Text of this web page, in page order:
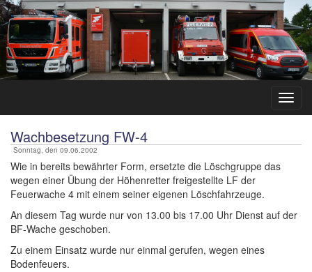
Wachbesetzung FW-4
Sonntag, den 09.06.2002
Wie in bereits bewährter Form, ersetzte die Löschgruppe das
wegen einer Übung der Höhenretter freigestellte LF der
Feuerwache 4 mit einem seiner eigenen Löschfahrzeuge.
An diesem Tag wurde nur von 13.00 bis 17.00 Uhr Dienst auf der
BF-Wache geschoben.
Zu einem Einsatz wurde nur einmal gerufen, wegen eines
Bodenfeuers.